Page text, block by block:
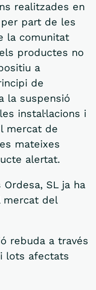
realitzades en
part de les
la comunitat
productes no
a
de
la suspensió
instal·lacions i
mercat de
mateixes
alertat.
SL ja ha
mercat del
rebuda a través
lots afectats